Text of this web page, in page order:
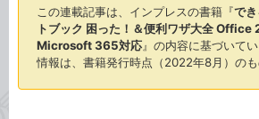
この連載記事は、インプレスの書籍『で
トブック 困った！＆便利ワザ大全
Microsoft 365対応』の内容に基づいて
情報は、書籍発行時点（2022年8月）のも